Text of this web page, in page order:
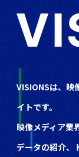
VISIONSは、映
イトです。
映像メディア業
データの紹介、